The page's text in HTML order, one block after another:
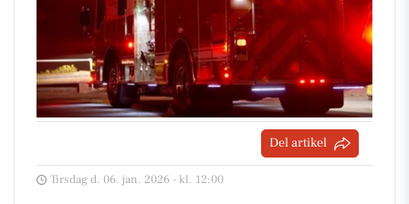
Del artikel
Tirsdag d. 06. jan. 2026 - kl. 12:00